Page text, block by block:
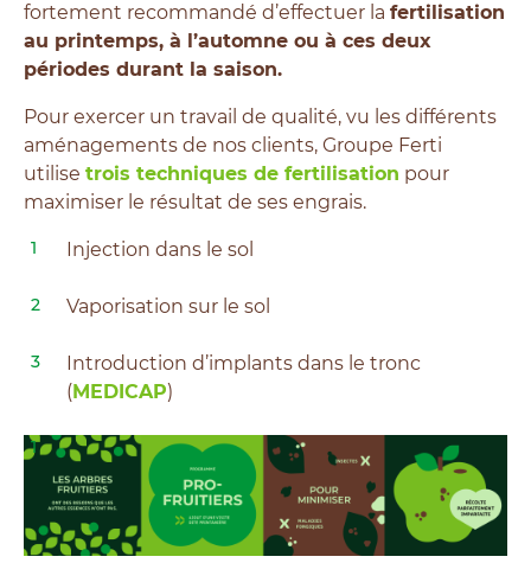
fortement recommandé d’effectuer la fertilisation
au printemps, à l’automne ou à ces deux
périodes durant la saison.
Pour exercer un travail de qualité, vu les différents
aménagements de nos clients, Groupe Ferti
utilise trois techniques de fertilisation pour
maximiser le résultat de ses engrais.
Injection dans le sol
Vaporisation sur le sol
Introduction d’implants dans le tronc
( MEDICAP)